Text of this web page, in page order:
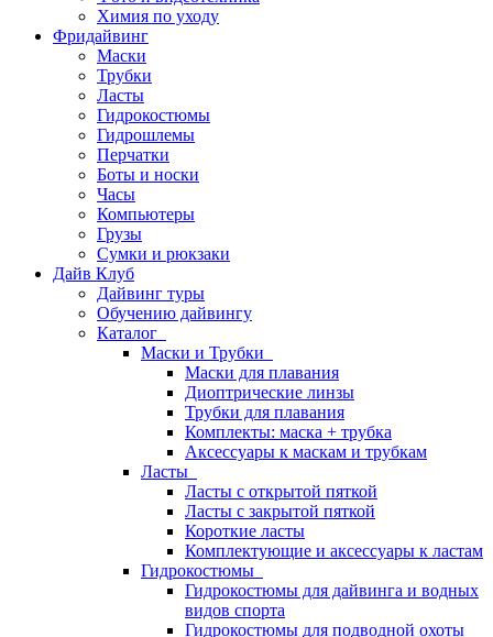
Химия по уходу
Фридайвинг
Маски
Трубки
Ласты
Гидрокостюмы
Гидрошлемы
Перчатки
Боты и носки
Часы
Компьютеры
Грузы
Сумки и рюкзаки
Дайв Клуб
Дайвинг туры
Обучению дайвингу
Каталог
Маски и Трубки
Маски для плавания
Диоптрические линзы
Трубки для плавания
Комплекты: маска + трубка
Аксессуары к маскам и трубкам
Ласты
Ласты с открытой пяткой
Ласты с закрытой пяткой
Короткие ласты
Комплектующие и аксессуары к ластам
Гидрокостюмы
Гидрокостюмы для дайвинга и водных
видов спорта
Гидрокостюмы для подводной охоты